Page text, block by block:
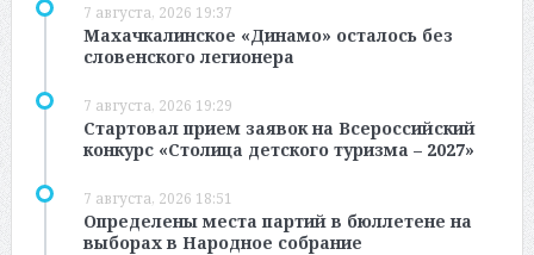
7 августа, 2026 19:37
Махачкалинское «Динамо» осталось без
словенского легионера
7 августа, 2026 19:29
Стартовал прием заявок на Всероссийский
конкурс «Столица детского туризма – 2027»
7 августа, 2026 18:51
Определены места партий в бюллетене на
выборах в Народное собрание